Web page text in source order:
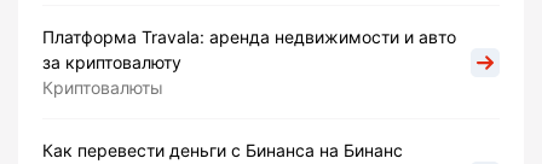
Платформа Travala: аренда недвижимости и авто
за криптовалюту
Криптовалюты
Как перевести деньги с Бинанса на Бинанс